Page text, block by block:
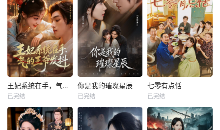
王妃系统在手，气的王爷发抖
已完结
你是我的璀璨星辰
已完结
七零有点恬
已完结